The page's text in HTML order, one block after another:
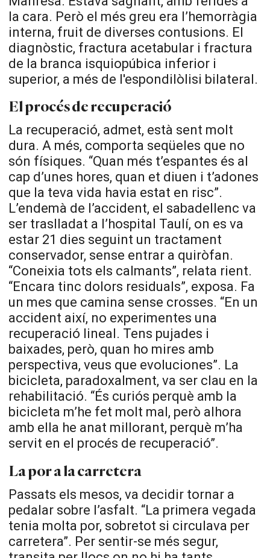
la cara. Però el més greu era l’hemorràgia
interna, fruit de diverses contusions. El
diagnòstic, fractura acetabular i fractura
de la branca isquiopúbica inferior i
superior, a més de l'espondilòlisi bilateral.
El procés de recuperació
La recuperació, admet, està sent molt
dura. A més, comporta seqüeles que no
són físiques. “Quan més t’espantes és al
cap d’unes hores, quan et diuen i t’adones
que la teva vida havia estat en risc”.
L’endemà de l’accident, el sabadellenc va
ser traslladat a l’hospital Taulí, on es va
estar 21 dies seguint un tractament
conservador, sense entrar a quiròfan.
“Coneixia tots els calmants”, relata rient.
“Encara tinc dolors residuals”, exposa. Fa
un mes que camina sense crosses. “En un
accident així, no experimentes una
recuperació lineal. Tens pujades i
baixades, però, quan ho mires amb
perspectiva, veus que evoluciones”. La
bicicleta, paradoxalment, va ser clau en la
rehabilitació. “És curiós perquè amb la
bicicleta m’he fet molt mal, però alhora
amb ella he anat millorant, perquè m’ha
servit en el procés de recuperació”.
La por a la carretera
Passats els mesos, va decidir tornar a
pedalar sobre l’asfalt. “La primera vegada
tenia molta por, sobretot si circulava per
carretera”. Per sentir-se més segur,